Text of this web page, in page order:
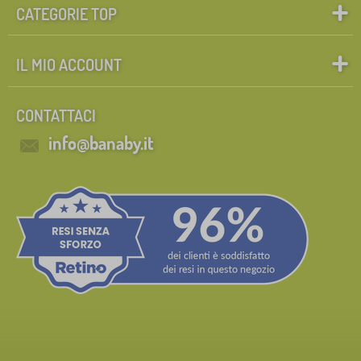
mostra
altro >
Marche
CATEGORIE TOP
IL MIO ACCOUNT
CONTATTACI
info@banaby.it